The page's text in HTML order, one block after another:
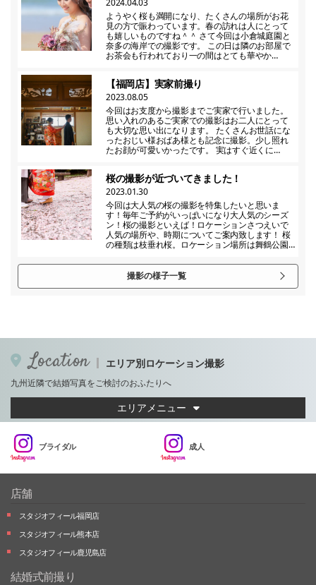
ようやく桜も満開になり、たくさんの場所がお花
見の方で賑わっています。春の訪れは人にとって
も嬉しいものですね＾＾ さて今回は小倉城庭園と
奈多の海岸での撮影です。 この日は隣のお部屋で
お茶会も行われており一の間はとても華やか…
【福岡店】実家前撮り
2023.08.05
今回はお支度から撮影までご実家で行いました。
思い入れのあるご実家での撮影はお二人にとって
も大切な思い出になります。 たくさんお世話にな
ったおじい様おばあ様とも記念に撮影。少し照れ
たお顔が可愛いかったです。 実はすぐ近くに…
桜の撮影が近づいてきました！
2023.01.30
今回は大人気の桜の撮影を特集したいと思いま
す！毎年ご予約がいっぱいになり大人気のシーズ
ン！桜の撮影といえば！ロケーションさつえいで
人気の場所や、時期についてご案内致します！ 桜
の種類は枝垂れ桜。ロケーション場所は舞鶴公園…
撮影の様子一覧
Location エリア別ロケーション撮影
九州近隣で結婚写真をご検討のおふたりへ
エリアメニュー
ブライダル 成人
店舗
スタジオフィール福岡店
スタジオフィール熊本店
スタジオフィール鹿児島店
結婚式前撮り